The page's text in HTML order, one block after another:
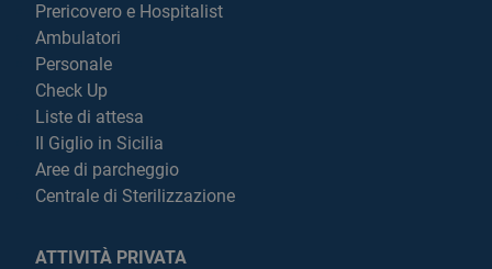
Prericovero e Hospitalist
Ambulatori
Personale
Check Up
Liste di attesa
Il Giglio in Sicilia
Aree di parcheggio
Centrale di Sterilizzazione
ATTIVITÀ PRIVATA